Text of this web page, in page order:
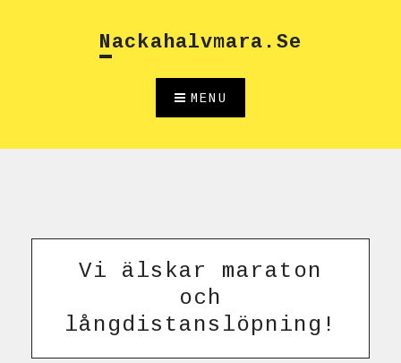
Nackahalvmara.se
MENU
Vi älskar maraton
och
långdistanslöpning!